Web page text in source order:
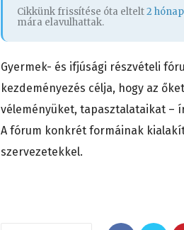
Cikkünk frissítése óta eltelt2 hónap
mára elavulhattak.
Gyermek- és ifjúsági részvételi
kezdeményezés célja, hogy az
véleményüket, tapasztalataikat –
A fórum konkrét formáinak
szervezetekkel.